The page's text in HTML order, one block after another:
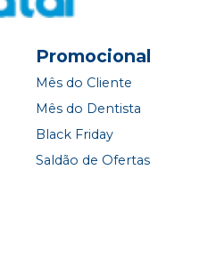
Promocional
Mês do Cliente
Mês do Dentista
Black Friday
Saldão de Ofertas